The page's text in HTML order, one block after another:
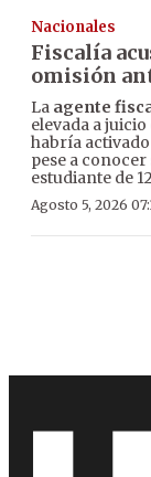
Nacionales
Fiscalía
omisión
La agente
elevada a
habría
pese a
estudiante de
Agosto 5, 2026